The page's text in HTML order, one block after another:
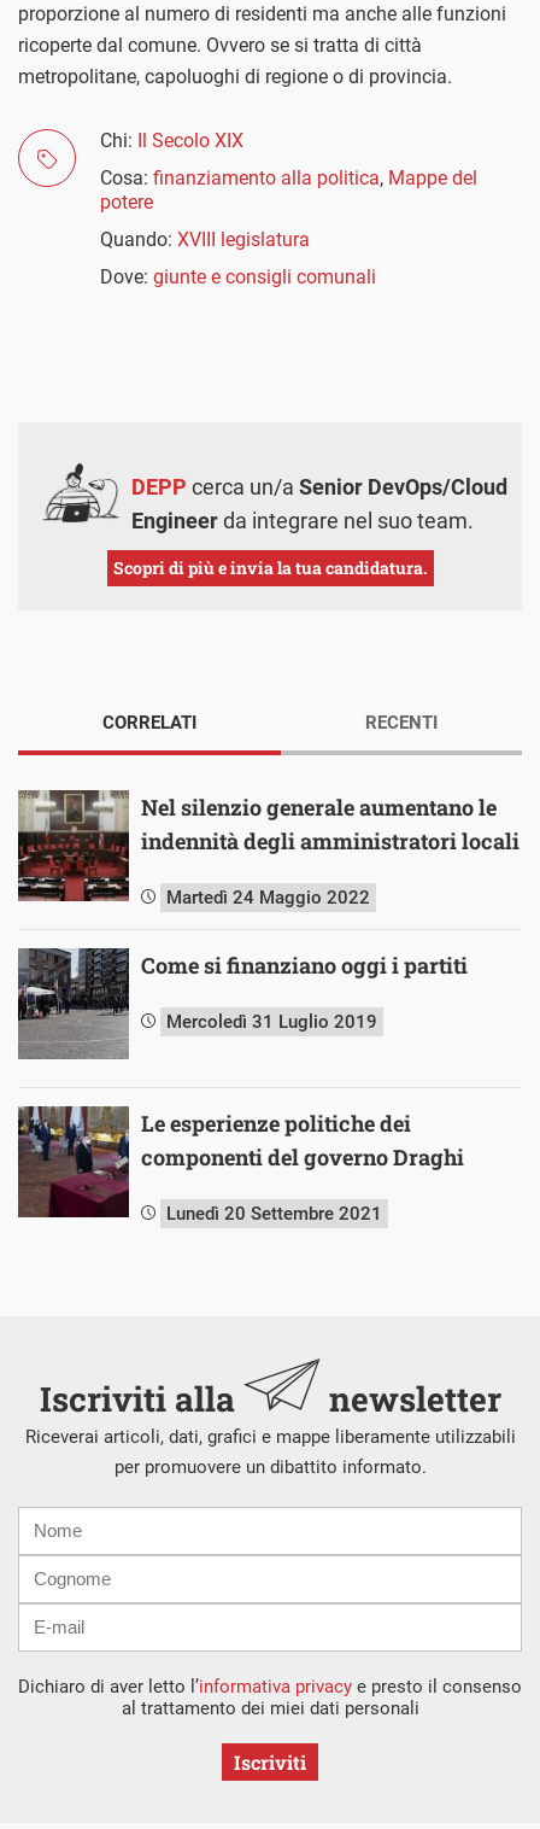
proporzione al numero di residenti ma anche alle funzioni
ricoperte dal comune. Ovvero se si tratta di città
metropolitane, capoluoghi di regione o di provincia.
Chi: Il Secolo XIX
Cosa: finanziamento alla politica, Mappe del
potere
Quando: XVIII legislatura
Dove: giunte e consigli comunali
DEPP cerca un/a Senior DevOps/Cloud
Engineerda integrare nel suo team.
Scopri di più e invia la tua candidatura.
CORRELATI
Nel silenzio generale aumentano le
indennità degli amministratori locali
Martedì 24 Maggio 2022
Come si finanziano oggi i partiti
Mercoledì 31 Luglio 2019
Le esperienze politiche dei
componenti del governo Draghi
Lunedì 20 Settembre 2021
RECENTI
Iscriviti alla newsletter
Riceverai articoli, dati, grafici e mappe liberamente utilizzabili
per promuovere un dibattito informato.
mail
Dichiaro di aver letto l’informativa privacy e presto il consenso
al trattamento dei miei dati personali
Iscriviti